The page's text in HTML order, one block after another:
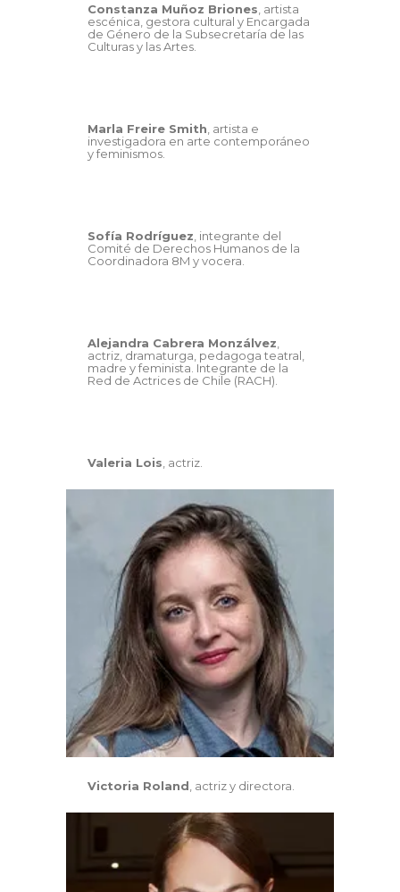
Constanza Muñoz Briones , artista
escénica, gestora cultural y Encargada
de Género de la Subsecretaría de las
Culturas y las Artes.
Marla Freire Smith , artista e
investigadora en arte contemporáneo
y feminismos.
Sofía Rodríguez , integrante del
Comité de Derechos Humanos de la
Coordinadora 8M y vocera.
Alejandra Cabrera Monzálvez
actriz, dramaturga, pedagoga teatral,
madre y feminista. Integrante de la
Red de Actrices de Chile (RACH).
Valeria Lois , actriz.
Victoria Roland , actriz y directora.